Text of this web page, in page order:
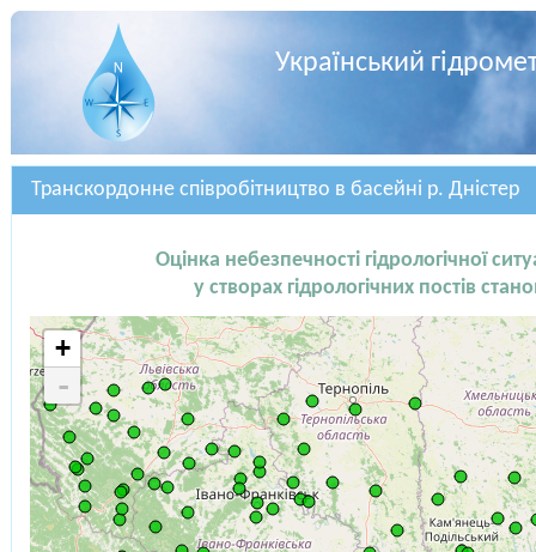
Український
Транскордонне співробітництво в басейні р. Дністер
Оцінка небезпечності гідрологічної
у створах гідрологічних постів
+
-